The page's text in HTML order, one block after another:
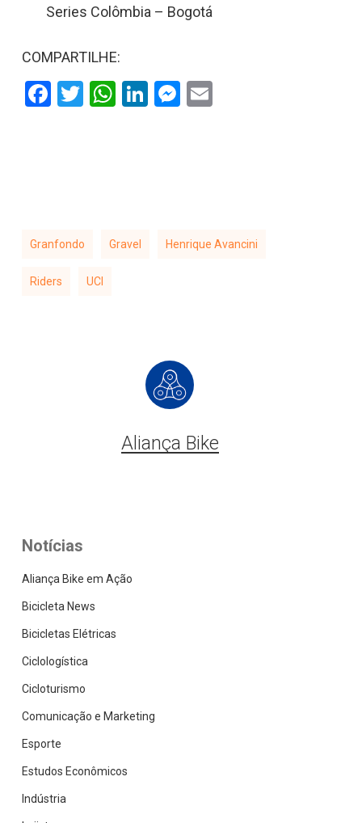
Series Colômbia – Bogotá
COMPARTILHE:
Facebook
Twitter
WhatsApp
LinkedIn
Messenger
Email
Granfondo Gravel Henrique Avancini
Riders UCI
Aliança Bike
Notícias
Aliança Bike em Ação
Bicicleta News
Bicicletas Elétricas
Ciclologística
Cicloturismo
Comunicação e Marketing
Esporte
Estudos Econômicos
Indústria